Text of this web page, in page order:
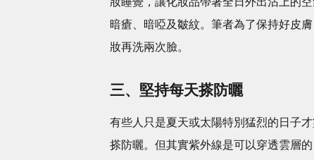
暗瘡、暗啞及皺紋。筆者為了保持好皮
妝再洗兩次臉。
三、堅持每天搽防曬
有些人只是夏天或太陽特別猛烈的日子
搽防曬。但其實紫外線是可以穿透雲層